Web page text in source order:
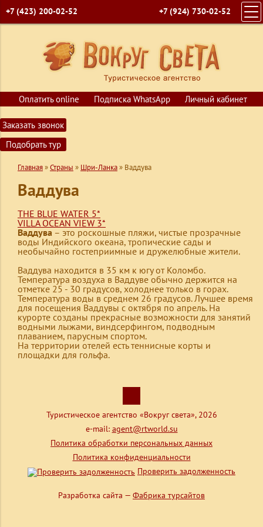
Оплатить online Подписка WhatsApp Личный кабинет
Заказать звонок
Подобрать тур
+7 (423) 200-02-52 +7 (924) 730-02-52
ПОИСК ТУРОВ
ГОРЯЩИЕ ПУТЕВКИ
СТРАНЫ
Главная»Страны » Шри-Ланка» Ваддува
Ваддува
THE BLUE WATER 5*
VILLA OCEAN VIEW 3*
Ваддува – это роскошные пляжи, чистые прозрачные
воды Индийского океана, тропические сады и
необычайно гостеприимные и дружелюбные жители.
Ваддува находится в 35 км к югу от Коломбо.
Температура воздуха в Ваддуве обычно держится на
отметке 25 - 30 градусов, холоднее только в горах.
Температура воды в среднем 26 градусов. Лучшее время
для посещения Ваддувы с октября по апрель. На
курорте созданы прекрасные возможности для занятий
водными лыжами, виндсерфингом, подводным
плаванием, парусным спортом.
На территории отелей есть теннисные корты и
площадки для гольфа.
Туристическое агентство «Вокруг света», 2026
e-mail: agent@rtworld.su
Политика обработки персональных данных
Политика конфиденциальности
Проверить задолженность
Разработка сайта — Фабрика турсайтов